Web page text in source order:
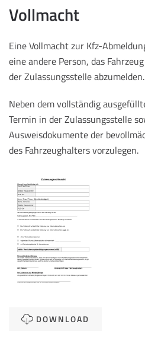
Vollmacht
Eine Vollmacht zur Kfz-
eine andere Person, das
der Zulassungsstelle abzumelden.
Neben dem vollständig
Termin in der Zulassungsstelle
Ausweisdokumente der
des Fahrzeughalters vorzulegen.
DOWNLOAD